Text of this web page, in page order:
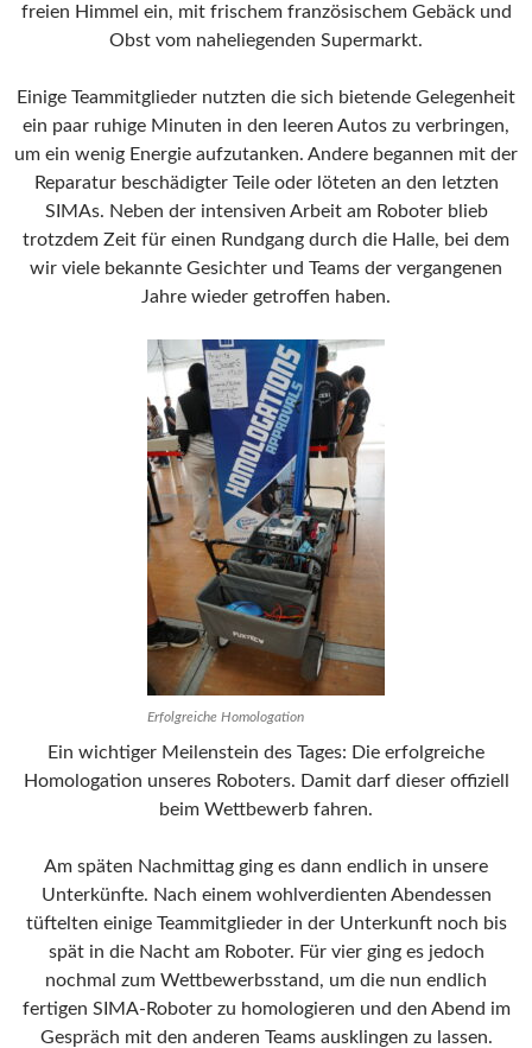
freien Himmel ein, mit frischem französischem Gebäck und
Obst vom naheliegenden Supermarkt.
Einige Teammitglieder nutzten die sich bietende Gelegenheit
ein paar ruhige Minuten in den leeren Autos zu verbringen,
um ein wenig Energie aufzutanken. Andere begannen mit der
Reparatur beschädigter Teile oder löteten an den letzten
SIMAs. Neben der intensiven Arbeit am Roboter blieb
trotzdem Zeit für einen Rundgang durch die Halle, bei dem
wir viele bekannte Gesichter und Teams der vergangenen
Jahre wieder getroffen haben.
Erfolgreiche Homologation
Ein wichtiger Meilenstein des Tages: Die erfolgreiche
Homologation unseres Roboters. Damit darf dieser offiziell
beim Wettbewerb fahren.
Am späten Nachmittag ging es dann endlich in unsere
Unterkünfte. Nach einem wohlverdienten Abendessen
tüftelten einige Teammitglieder in der Unterkunft noch bis
spät in die Nacht am Roboter. Für vier ging es jedoch
nochmal zum Wettbewerbsstand, um die nun endlich
fertigen SIMA-Roboter zu homologieren und den Abend im
Gespräch mit den anderen Teams ausklingen zu lassen.